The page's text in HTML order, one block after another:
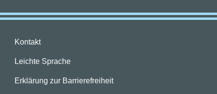
Kontakt
Leichte Sprache
Erklärung zur Barrierefreiheit